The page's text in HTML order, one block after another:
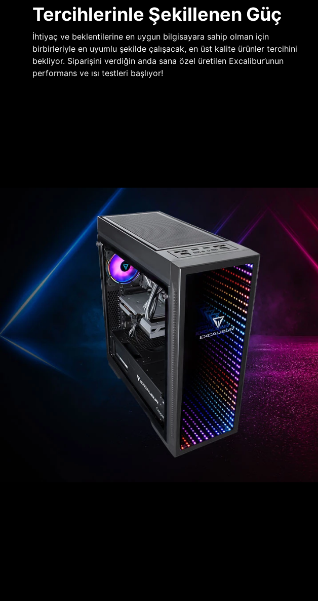
Tercihlerinle Şekillenen Güç
İhtiyaç ve beklentilerine en uygun bilgisayara sahip olman için
birbirleriyle en uyumlu şekilde çalışacak, en üst kalite ürünler tercihini
bekliyor. Siparişini verdiğin anda sana özel üretilen Excalibur’unun
performans ve ısı testleri başlıyor!